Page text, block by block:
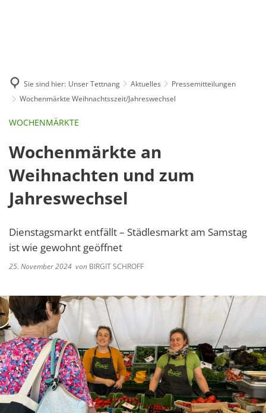
Sie sind hier: Unser Tettnang Aktuelles
Pressemitteilungen
Wochenmärkte Weihnachtsszeit/Jahreswechsel
WOCHENMÄRKTE
Wochenmärkte an
Weihnachten und zum
Jahreswechsel
Dienstagsmarkt entfällt – Städlesmarkt am Samstag
ist wie gewohnt geöffnet
25. November 2024 von BIRGIT SCHROFF